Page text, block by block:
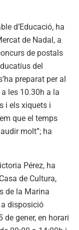
d’Educació, ha
de Nadal, a
de postals
del
preparat per al
les 10.30h a la
i els xiquets i
que el temps
molt”; ha
Pérez, ha
de Cultura,
de la Marina
a disposició
de gener, en horari